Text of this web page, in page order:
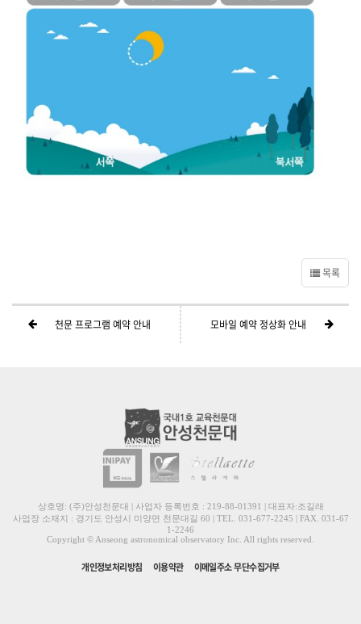
목록
천문 프로그램 예약 안내 모바일 예약 정상화 안내
상호명: (주)안성천문대 | 사업자 등록번호 : 219-88-01391 | 대표자:조길래
사업장 소재지 : 경기도 안성시 미양면 천문대길 60 | TEL. 031-677-2245 | FAX. 031-67
1-2246
Copyright © Anseong astronomical observatory Inc. All rights reserved.
개인정보처리방침 이용약관 이메일주소 무단수집거부